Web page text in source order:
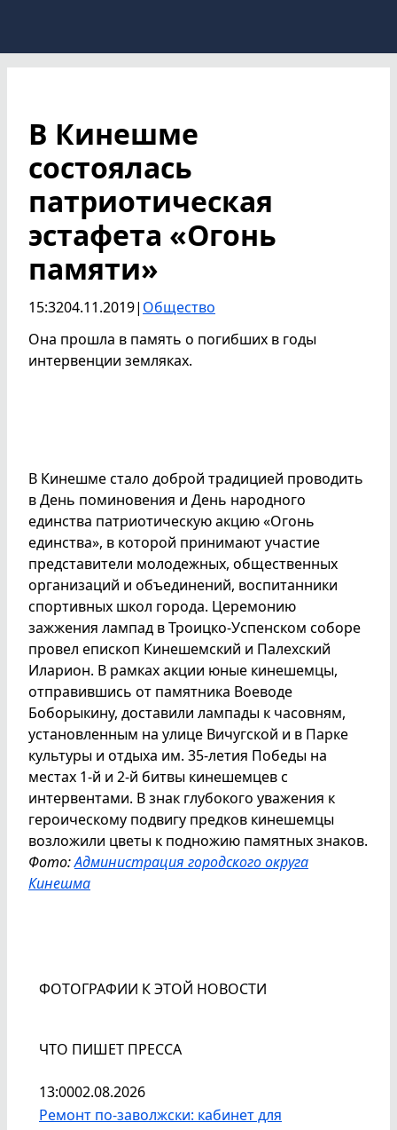
В Кинешме
состоялась
патриотическая
эстафета «Огонь
памяти»
15:3204.11.2019| Общество
Она прошла в память о погибших в годы
интервенции земляках.
В Кинешме стало доброй традицией проводить
в День поминовения и День народного
единства патриотическую акцию «Огонь
единства», в которой принимают участие
представители молодежных, общественных
организаций и объединений, воспитанники
спортивных школ города. Церемонию
зажжения лампад в Троицко-Успенском соборе
провел епископ Кинешемский и Палехский
Иларион. В рамках акции юные кинешемцы,
отправившись от памятника Воеводе
Боборыкину, доставили лампады к часовням,
установленным на улице Вичугской и в Парке
культуры и отдыха им. 35-летия Победы на
местах 1-й и 2-й битвы кинешемцев с
интервентами. В знак глубокого уважения к
героическому подвигу предков кинешемцы
возложили цветы к подножию памятных знаков.
Фото:Администрация городского округа
Кинешма
ФОТОГРАФИИ К ЭТОЙ НОВОСТИ
ЧТО ПИШЕТ ПРЕССА
13:0002.08.2026
Ремонт по-заволжски: кабинет для